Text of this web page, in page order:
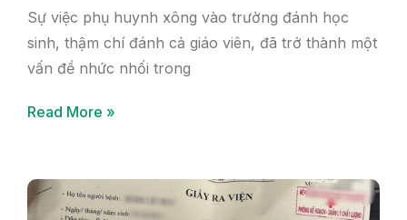
Sự việc phụ huynh xông vào trường đánh học
sinh, thậm chí đánh cả giáo viên, đã trở thành một
vấn đề nhức nhối trong
Read More »